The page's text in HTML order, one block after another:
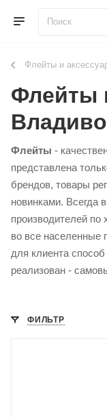
Флейты и
Флейты
Флейты -
представлена
брендов, товары
новинками. Всегда
производителей
во все населенные
для клиента
реализован -
ФИЛЬТР